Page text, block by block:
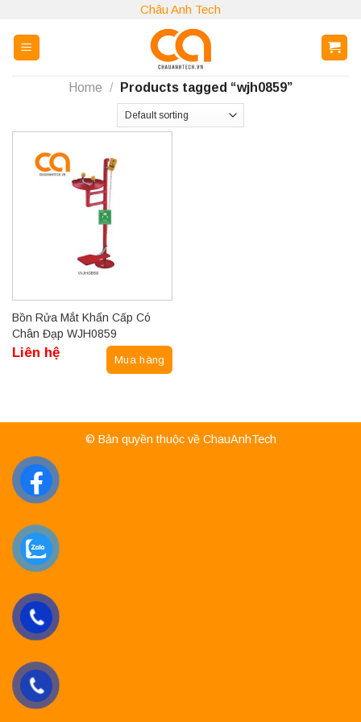
content
Châu Anh Tech
Home / Products tagged “wjh0859”
Bồn Rửa Mắt Khẩn Cấp Có
Chân Đạp WJH0859
Liên hệ Mua hàng
© Bản quyền thuộc về ChauAnhTech